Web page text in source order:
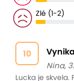
Zlé (1-2)
10
Nina,
Lucka je skvela.